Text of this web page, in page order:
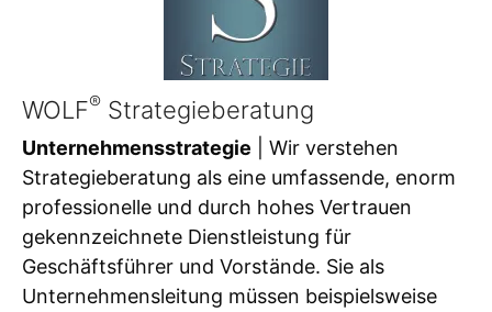
WOLF® Strategieberatung
Unternehmensstrategie | Wir verstehen
Strategieberatung als eine umfassende, enorm
professionelle und durch hohes Vertrauen
gekennzeichnete Dienstleistung für
Geschäftsführer und Vorstände. Sie als
Unternehmensleitung müssen beispielsweise